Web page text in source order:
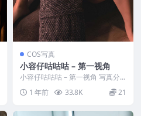
COS写真
小容仔咕咕咕 – 第一视角
小容仔咕咕咕 – 第一视角 写真分
类：唯美，参与模特：小容仔咕咕
咕 [资源大小]...
1 年前 33.8K 21